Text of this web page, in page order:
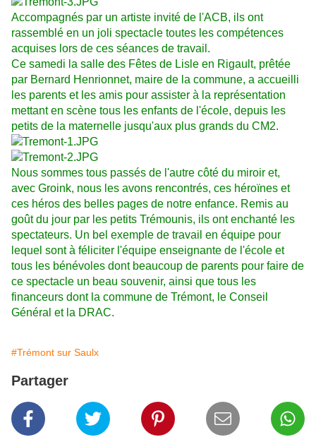
Accompagnés par un artiste invité de l'ACB, ils ont
rassemblé en un joli spectacle toutes les compétences
acquises lors de ces séances de travail.
Ce samedi la salle des Fêtes de Lisle en Rigault, prêtée
par Bernard Henrionnet, maire de la commune, a accueilli
les parents et les amis pour assister à la représentation
mettant en scène tous les enfants de l'école, depuis les
petits de la maternelle jusqu'aux plus grands du CM2.
Nous sommes tous passés de l'autre côté du miroir et,
avec Groink, nous les avons rencontrés, ces héroïnes et
ces héros des belles pages de notre enfance. Remis au
goût du jour par les petits Trémounis, ils ont enchanté les
spectateurs. Un bel exemple de travail en équipe pour
lequel sont à féliciter l'équipe enseignante de l'école et
tous les bénévoles dont beaucoup de parents pour faire de
ce spectacle un beau souvenir, ainsi que tous les
financeurs dont la commune de Trémont, le Conseil
Général et la DRAC.
#Trémont sur Saulx
Partager